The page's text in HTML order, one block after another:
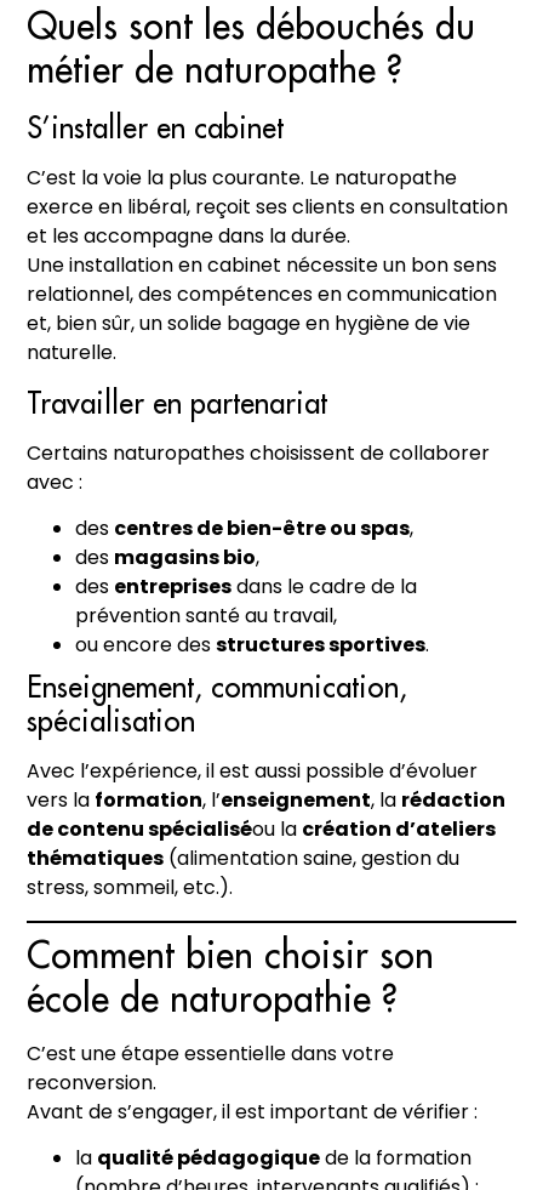
Quels sont les débouchés du
métier de naturopathe ?
S’installer en cabinet
C’est la voie la plus courante. Le naturopathe
exerce en libéral, reçoit ses clients en consultation
et les accompagne dans la durée.
Une installation en cabinet nécessite un bon sens
relationnel, des compétences en communication
et, bien sûr, un solide bagage en hygiène de vie
naturelle.
Travailler en partenariat
Certains naturopathes choisissent de collaborer
avec :
des centres de bien-être ou spas,
des magasins bio,
des entreprisesdans le cadre de la
prévention santé au travail,
ou encore desstructures sportives.
Enseignement, communication,
spécialisation
Avec l’expérience, il est aussi possible d’évoluer
vers la formation, l’enseignement, la rédaction
de contenu spécialiséou la création d’ateliers
thématiques (alimentation saine, gestion du
stress, sommeil, etc.).
Comment bien choisir son
école de naturopathie ?
C’est une étape essentielle dans votre
reconversion.
Avant de s’engager, il est important de vérifier :
la qualité pédagogiquede la formation